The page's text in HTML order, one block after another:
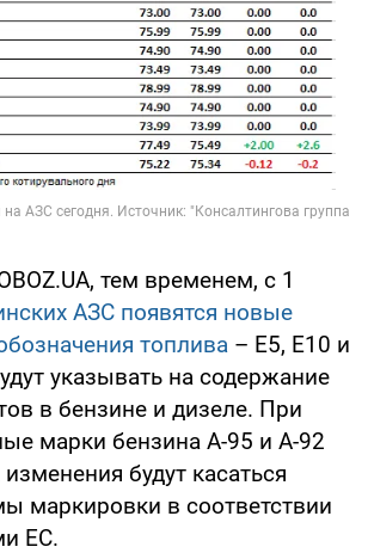
тем временем, с 1
АЗС появятся новые
топлива – E5, E10 и
указывать на содержание
в бензине и дизеле. При
марки бензина А-95 и А-92
изменения будут касаться
маркировки в соответствии
ЕС.